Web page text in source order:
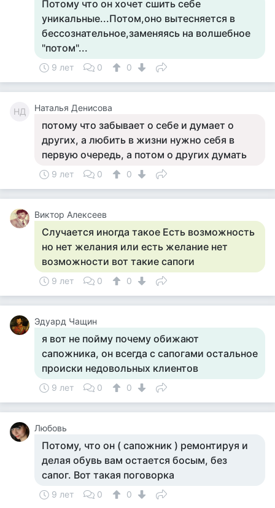
Потому что он хочет сшить себе
уникальные...Потом,оно вытесняется в
бессознательное,заменяясь на волшебное
"потом"...
9 лет 0 0
НД Наталья Денисова
потому что забывает о себе и думает о
других, а любить в жизни нужно себя в
первую очередь, а потом о других думать
9 лет 0 0
Виктор Алексеев
Случается иногда такое Есть возможность
но нет желания или есть желание нет
возможности вот такие сапоги
9 лет 0 0
Эдуард Чащин
я вот не пойму почему обижают
сапожника, он всегда с сапогами остальное
происки недовольных клиентов
9 лет 0 0
Любовь
Потому, что он ( сапожник ) ремонтируя и
делая обувь вам остается босым, без
сапог. Вот такая поговорка
9 лет 0 0